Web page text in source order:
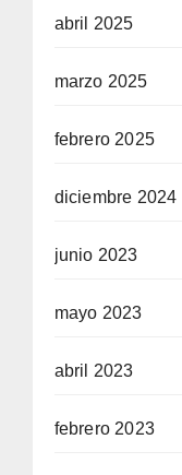
abril 2025
marzo 2025
febrero 2025
diciembre 2024
junio 2023
mayo 2023
abril 2023
febrero 2023